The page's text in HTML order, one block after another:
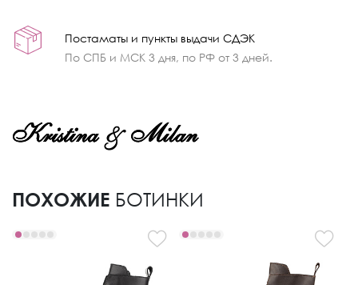
Постаматы и пункты выдачи СДЭК
По СПБ и МСК 3 дня, по РФ от 3 дней.
ПОХОЖИЕ БОТИНКИ